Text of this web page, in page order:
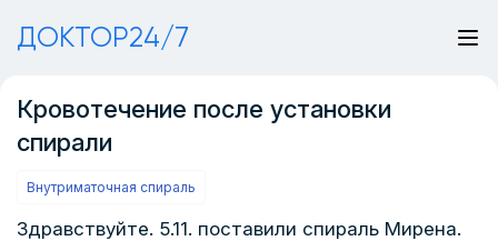
ДОКТОР24/7
Кровотечение после установки
спирали
Внутриматочная спираль
Здравствуйте. 5.11. поставили спираль Мирена.